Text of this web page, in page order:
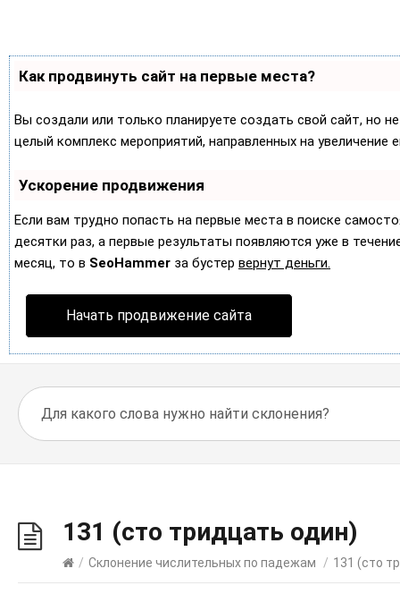
Как продвинуть сайт на первые места?
Вы создали или только планируете создать свой сайт, но
целый комплекс мероприятий, направленных на
Ускорение продвижения
Если вам трудно попасть на первые места в поиске
десятки раз, а первые результаты появляются уже в
месяц, то в SeoHammer за бустер вернут деньги.
Начать продвижение сайта
131 (сто тридцать один)
/ Склонение числительных по падежам / 131 (сто